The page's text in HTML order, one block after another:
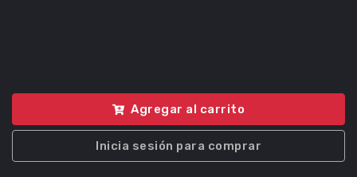
Agregar al carrito
Inicia sesión para comprar